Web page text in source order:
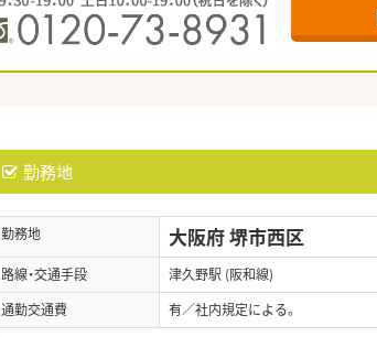
勤務地
勤務地 大阪府 堺市西区
路線・交通手段
津久野駅 (阪和線)
通勤交通費
有／社内規定による。